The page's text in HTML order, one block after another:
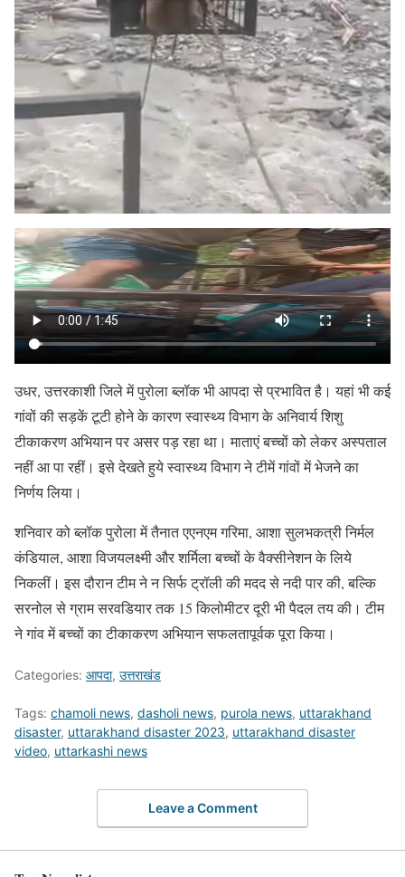
उधर, उत्तरकाशी जिले में पुरोला ब्लॉक भी आपदा से प्रभावित है। यहां भी कई
गांवों की सड़कें टूटी होने के कारण स्वास्थ्य विभाग के अनिवार्य शिशु
टीकाकरण अभियान पर असर पड़ रहा था। माताएं बच्चों को लेकर अस्पताल
नहीं आ पा रहीं। इसे देखते हुये स्वास्थ्य विभाग ने टीमें गांवों में भेजने का
निर्णय लिया।
शनिवार को ब्लॉक पुरोला में तैनात एएनएम गरिमा, आशा सुलभकत्री निर्मल
कंडियाल, आशा विजयलक्ष्मी और शर्मिला बच्चों के वैक्सीनेशन के लिये
निकलीं। इस दौरान टीम ने न सिर्फ ट्रॉली की मदद से नदी पार की, बल्कि
सरनोल से ग्राम सरवडियार तक 15 किलोमीटर दूरी भी पैदल तय की। टीम
ने गांव में बच्चों का टीकाकरण अभियान सफलतापूर्वक पूरा किया।
Categories: आपदा, उत्तराखंड
Tags: chamoli news, dasholi news, purola news, uttarakhand
disaster, uttarakhand disaster 2023, uttarakhand disaster
video, uttarkashi news
Leave a Comment